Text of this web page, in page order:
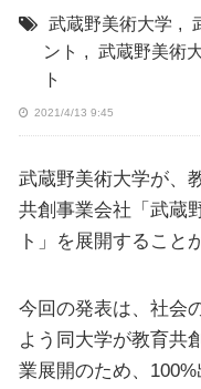
武蔵野美術大学 ,
ント , 武蔵野美術
ト
2021/4/13 9:45
武蔵野美術⼤学が、
共創事業会社「武蔵
ト」を展開すること
今回の発表は、社会
よう同大学が教育共
業展開のため、